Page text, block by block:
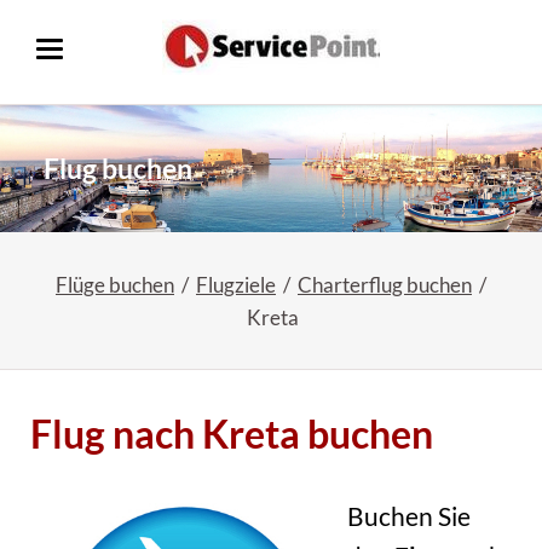
Flug buchen
Flüge buchen Flugziele
Charterflug buchen
Kreta
Flug nach Kreta buchen
Buchen Sie